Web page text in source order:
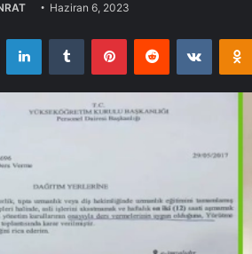
Haziran 6, 2023
LinkedInTumblr PinterestReddit